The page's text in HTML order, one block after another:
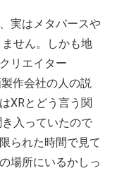
実はメタバースや
せん。しかも地
リエイター
作会社の人の説
XRとどう言う関
入っていたので
られた時間で見て
場所にいるかしっ